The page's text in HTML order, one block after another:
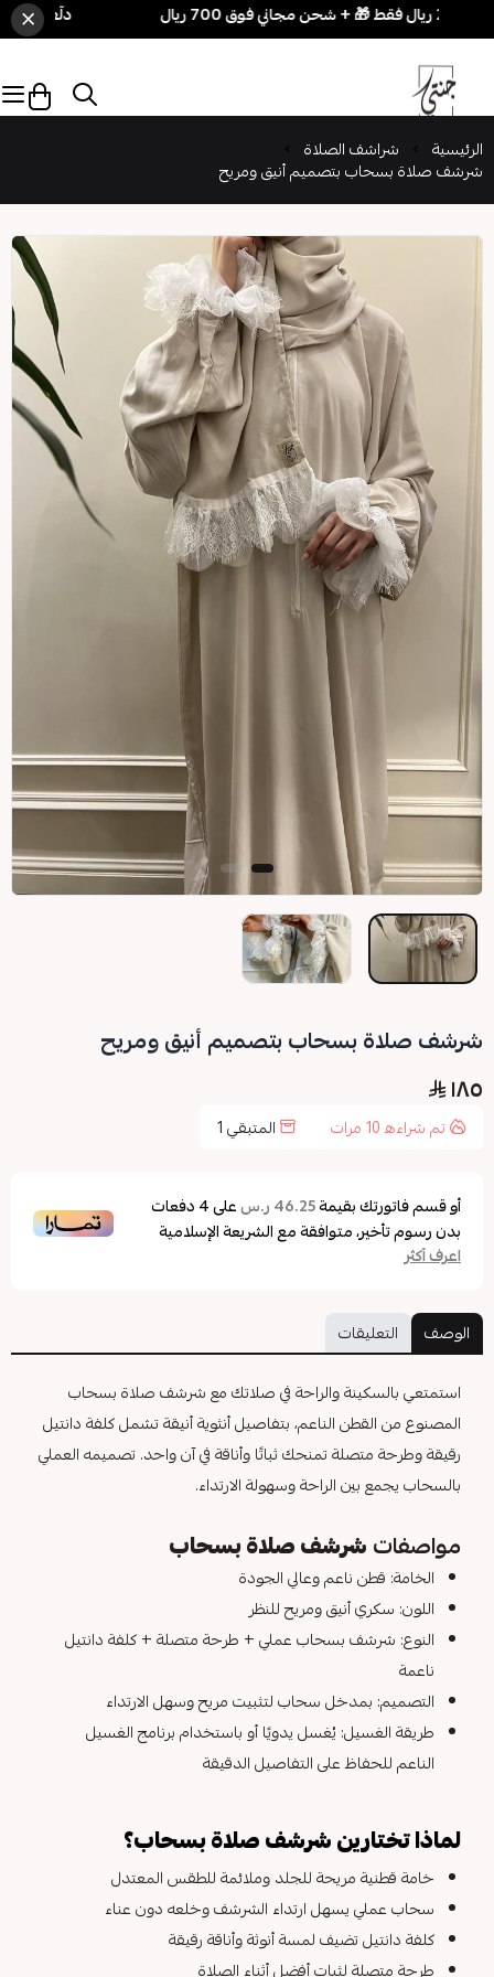
دلّعي نفسك بسهولة! 3 قطع بـ 250 ريال
×
الرئيسية شراشف الصلاة
شرشف صلاة بسحاب بتصميم أنيق ومريح
شرشف صلاة بسحاب بتصميم أنيق ومريح
١٨٥
تم شراءه10مرات المتبقي1
أو قسم فاتورتك بقيمة46.25 ر.س على4دفعات
بدون رسوم تأخير، متوافقة مع الشريعة الإسلامية
اعرف أكثر
الوصف التعليقات
استمتعي بالسكينة والراحة في صلاتك مع شرشف صلاة بسحاب
المصنوع من القطن الناعم، بتفاصيل أنثوية أنيقة تشمل كلفة دانتيل
رقيقة وطرحة متصلة تمنحك ثباتًا وأناقة في آن واحد. تصميمه العملي
بالسحاب يجمع بين الراحة وسهولة الارتداء.
مواصفاتشرشف صلاة بسحاب
الخامة: قطن ناعم وعالي الجودة
اللون: سكري أنيق ومريح للنظر
النوع: شرشف بسحاب عملي + طرحة متصلة + كلفة دانتيل
ناعمة
التصميم: بمدخل سحاب لتثبيت مريح وسهل الارتداء
طريقة الغسيل: يُغسل يدويًا أو باستخدام برنامج الغسيل
الناعم للحفاظ على التفاصيل الدقيقة
لماذا تختارين شرشف صلاة بسحاب؟
خامة قطنية مريحة للجلد وملائمة للطقس المعتدل
سحاب عملي يسهل ارتداء الشرشف وخلعه دون عناء
كلفة دانتيل تضيف لمسة أنوثة وأناقة رقيقة
طرحة متصلة لثبات أفضل أثناء الصلاة